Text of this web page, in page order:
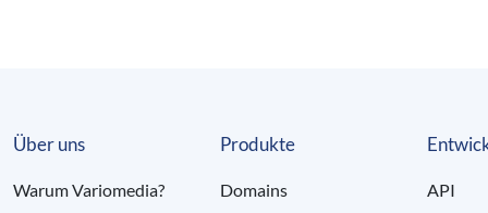
Über uns
Warum Variomedia?
Produkte
Domains
API